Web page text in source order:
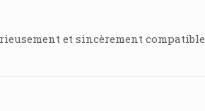
et sincèrement compatible